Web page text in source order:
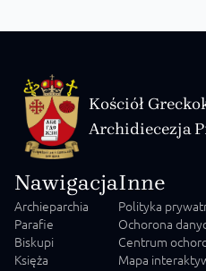
Kościół
Archidiecezja
Nawigacja
Archieparchia
Parafie
Biskupi
Księża
Inne
Polityka
Ochorona
Centrum
Mapa